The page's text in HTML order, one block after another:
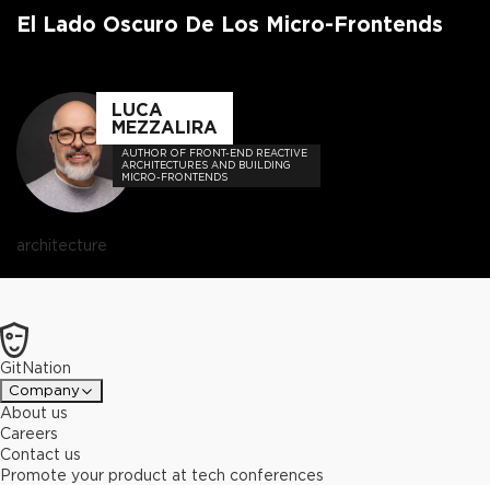
El Lado Oscuro De Los Micro-Frontends
LUCA
MEZZALIRA
AUTHOR OF FRONT-END REACTIVE
ARCHITECTURES AND BUILDING
MICRO-FRONTENDS
architecture
GitNation
Company
About us
Careers
Contact us
Promote your product at tech conferences